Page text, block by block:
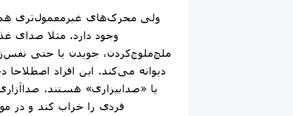
ولی محرک‌های غیرمعمول‌تری هم
وجود دارد. مثلا صدای
ملچ‌ملوچ‌کردن، جویدن یا حتی
دیوانه می‌کند. این افراد اصطلاحا
یا «صدابیزاری» هستند.
فردی را خراب کند و در